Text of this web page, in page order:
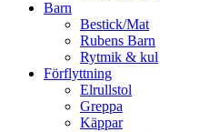
Barn
Bestick/Mat
Rubens Barn
Rytmik & kul
Förflyttning
Elrullstol
Greppa
Käppar